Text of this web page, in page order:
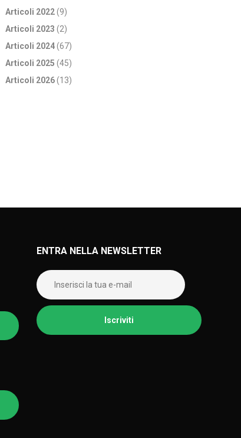
Articoli 2022(9)
Articoli 2023 (2)
Articoli 2024(67)
Articoli 2025 (45)
Articoli 2026(13)
ENTRA NELLA NEWSLETTER